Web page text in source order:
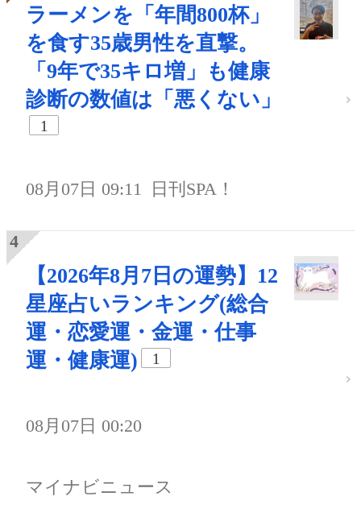
ラーメンを「年間800杯」
を食す35歳男性を直撃。
「9年で35キロ増」も健康
診断の数値は「悪くない」
1
08月07日 09:11 日刊SPA！
【2026年8月7日の運勢】12
星座占いランキング(総合
運・恋愛運・金運・仕事
運・健康運)
1
08月07日 00:20
マイナビニュース